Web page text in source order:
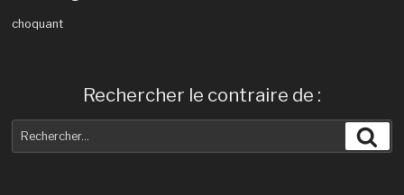
choquant
Rechercher le contraire de :
pour